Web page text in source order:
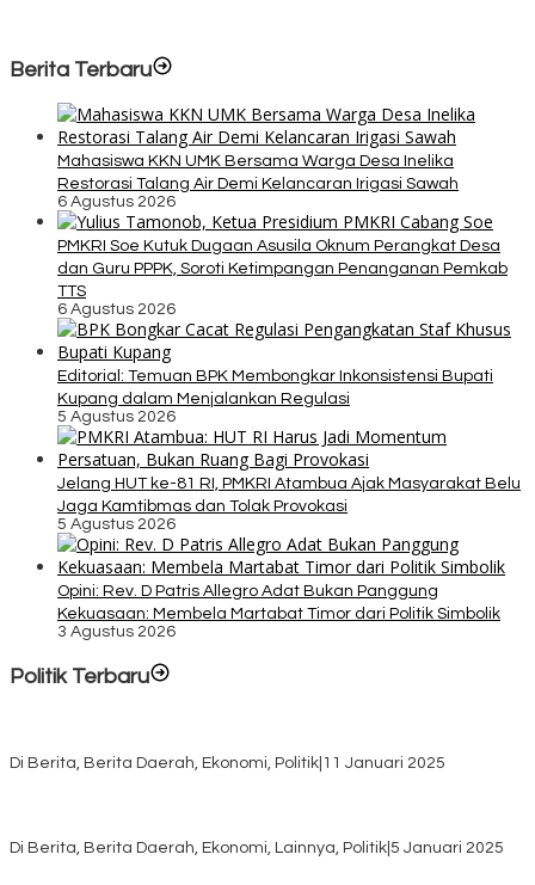
Berita Terbaru
Mahasiswa KKN UMK Bersama Warga Desa Inelika
Restorasi Talang Air Demi Kelancaran Irigasi Sawah
6 Agustus 2026
PMKRI Soe Kutuk Dugaan Asusila Oknum Perangkat Desa
dan Guru PPPK, Soroti Ketimpangan Penanganan Pemkab
TTS
6 Agustus 2026
Editorial: Temuan BPK Membongkar Inkonsistensi Bupati
Kupang dalam Menjalankan Regulasi
5 Agustus 2026
Jelang HUT ke-81 RI, PMKRI Atambua Ajak Masyarakat Belu
Jaga Kamtibmas dan Tolak Provokasi
5 Agustus 2026
Opini: Rev. D Patris Allegro Adat Bukan Panggung
Kekuasaan: Membela Martabat Timor dari Politik Simbolik
3 Agustus 2026
Politik Terbaru
Di Berita, Berita Daerah, Ekonomi, Politik 11 Januari 2025
Di Berita, Berita Daerah, Ekonomi, Lainnya, Politik 5 Januari 2025